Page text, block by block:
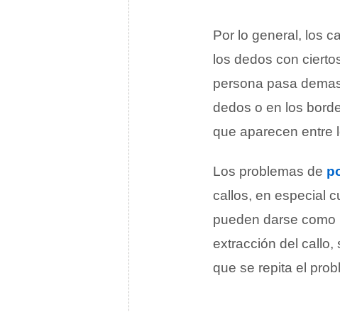
Por lo general, los
los dedos con
persona pasa
dedos o en los
que aparecen entre
Los problemas de
callos, en especial
pueden darse
extracción del callo,
que se repita el